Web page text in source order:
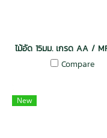
ไม้อัด 15มม. เกรด AA /
Compare
New